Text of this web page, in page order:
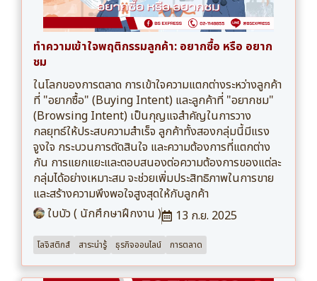
ทำความเข้าใจพฤติกรรมลูกค้า: อยากซื้อ หรือ อยาก
ชม
ในโลกของการตลาด การเข้าใจความแตกต่างระหว่างลูกค้า
ที่ "อยากซื้อ" (Buying Intent) และลูกค้าที่ "อยากชม"
(Browsing Intent) เป็นกุญแจสำคัญในการวาง
กลยุทธ์ให้ประสบความสำเร็จ ลูกค้าทั้งสองกลุ่มนี้มีแรง
จูงใจ กระบวนการตัดสินใจ และความต้องการที่แตกต่าง
กัน การแยกแยะและตอบสนองต่อความต้องการของแต่ละ
กลุ่มได้อย่างเหมาะสม จะช่วยเพิ่มประสิทธิภาพในการขาย
และสร้างความพึงพอใจสูงสุดให้กับลูกค้า
ใบบัว ( นักศึกษาฝึกงาน )
13 ก.ย. 2025
โลจิสติกส์ สาระน่ารู้ ธุรกิจออนไลน์ การตลาด